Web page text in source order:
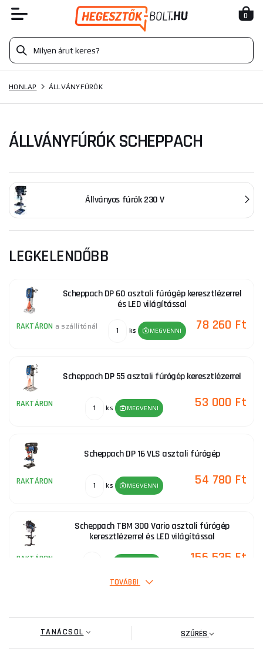
0
HONLAP ÁLLVÁNYFÚRÓK
ÁLLVÁNYFÚRÓK SCHEPPACH
Állványos fúrók 230 V
LEGKELENDŐBB
Scheppach DP 60 asztali fúrógép keresztlézerrel
és LED világítással
RAKTÁRON a szállítónál ks MEGVENNI 78 260 Ft
Scheppach DP 55 asztali fúrógép keresztlézerrel
RAKTÁRON ks MEGVENNI 53 000 Ft
Scheppach DP 16 VLS asztali fúrógép
RAKTÁRON ks MEGVENNI 54 780 Ft
Scheppach TBM 300 Vario asztali fúrógép
keresztlézerrel és LED világítással
RAKTÁRON 156 535 Ft
RAKTÁRON a szállítónál ks 129 920 Ft
TOVÁBBI
TANÁCSOL SZŰRÉS